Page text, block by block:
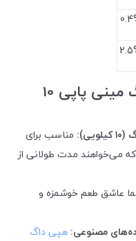
مزایای خرید غذای هپی داگ مینی پاپی 10
(۱۰کیلویی): مناسب برای
می‌خواهند مدت طولانی از
عاشق طعم خوشمزه و
مصنوعی: هپی داگ